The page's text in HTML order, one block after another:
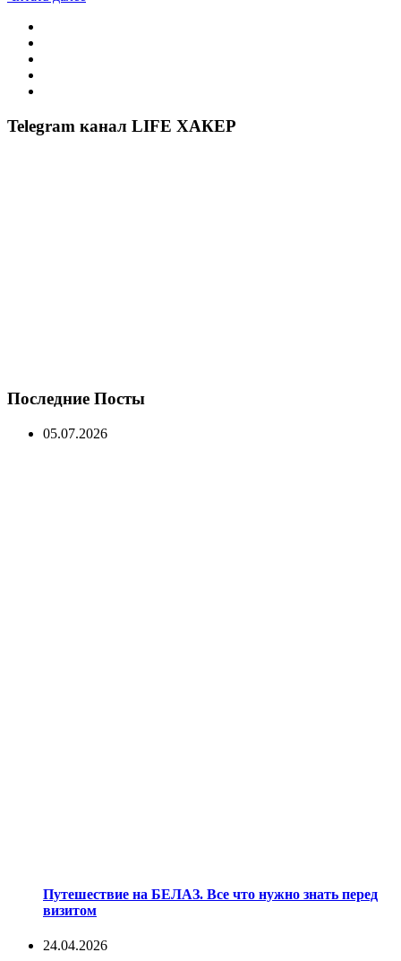
Telegram канал LIFE ХАКЕР
Последние Посты
05.07.2026
Путешествие на БЕЛАЗ. Все что нужно знать перед
визитом
24.04.2026